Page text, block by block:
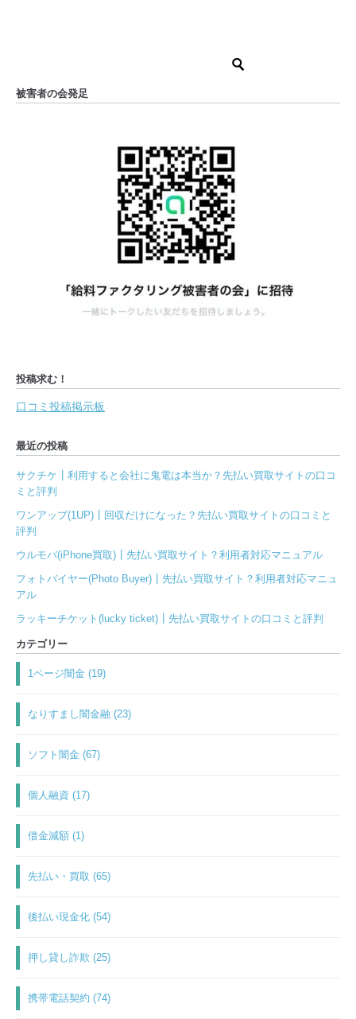
被害者の会発足
投稿求む！
口コミ投稿掲示板
最近の投稿
サクチケ┃利用すると会社に鬼電は本当か？先払い買取サイトの口コ
ミと評判
ワンアップ(1UP)┃回収だけになった？先払い買取サイトの口コミと
評判
ウルモバ(iPhone買取)┃先払い買取サイト？利用者対応マニュアル
フォトバイヤー(Photo Buyer)┃先払い買取サイト？利用者対応マニュ
アル
ラッキーチケット(lucky ticket)┃先払い買取サイトの口コミと評判
カテゴリー
1ページ闇金 (19)
なりすまし闇金融 (23)
ソフト闇金 (67)
個人融資 (17)
借金減額 (1)
先払い・買取 (65)
後払い現金化 (54)
押し貸し詐欺 (25)
携帯電話契約 (74)